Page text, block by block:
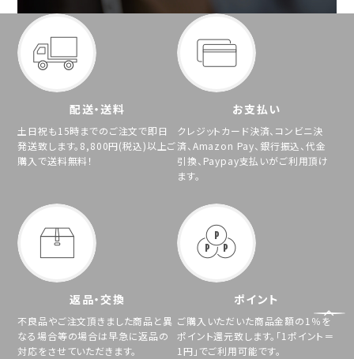
配送・送料
土日祝も15時までのご注文で即日
発送致します。8,800円(税込)以上ご
購入で送料無料！
お支払い
クレジットカード決済、コンビニ決
済、Amazon Pay、銀行振込、代金
引換、Paypay支払いがご利用頂け
ます。
返品・交換
不良品やご注文頂きました商品と異
なる場合等の場合は早急に返品の
対応をさせていただきます。
ポイント
ご購入いただいた商品金額の1％を
ポイント還元致します。「1ポイント＝
1円」でご利用可能です。